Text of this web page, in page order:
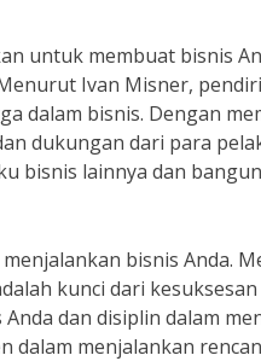
untuk membuat bisnis
Ivan Misner,
dalam bisnis. Dengan
dukungan dari para
bisnis lainnya dan
bisnis Anda.
kunci dari
dan disiplin dalam
dalam menjalankan